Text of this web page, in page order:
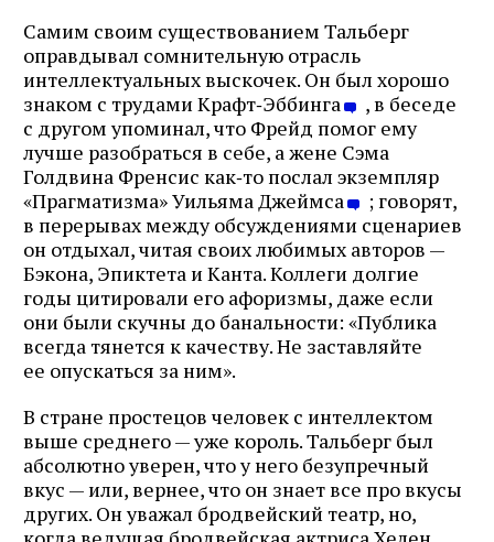
Самим своим существованием Тальберг
оправдывал сомнительную отрасль
интеллектуальных выскочек. Он был хорошо
знаком с трудами Крафт‑Эббинга
, в беседе
с другом упоминал, что Фрейд помог ему
лучше разобраться в себе, а жене Сэма
Голдвина Френсис как‑то послал экземпляр
«Прагматизма» Уильяма Джеймса
; говорят,
в перерывах между обсуждениями сценариев
он отдыхал, читая своих любимых авторов —
Бэкона, Эпиктета и Канта. Коллеги долгие
годы цитировали его афоризмы, даже если
они были скучны до банальности: «Публика
всегда тянется к качеству. Не заставляйте
ее опускаться за ним».
В стране простецов человек с интеллектом
выше среднего — уже король. Тальберг был
абсолютно уверен, что у него безупречный
вкус — или, вернее, что он знает все про вкусы
других. Он уважал бродвейский театр, но,